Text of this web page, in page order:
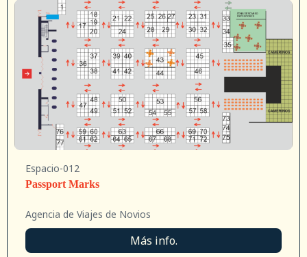
Espacio-012
Passport Marks
Agencia de Viajes de Novios
Más info.